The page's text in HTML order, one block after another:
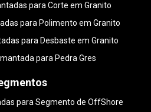
para Corte em Granito
para Polimento em Granito
para Desbaste em Granito
para Pedra Gres
para Segmento de OffShore